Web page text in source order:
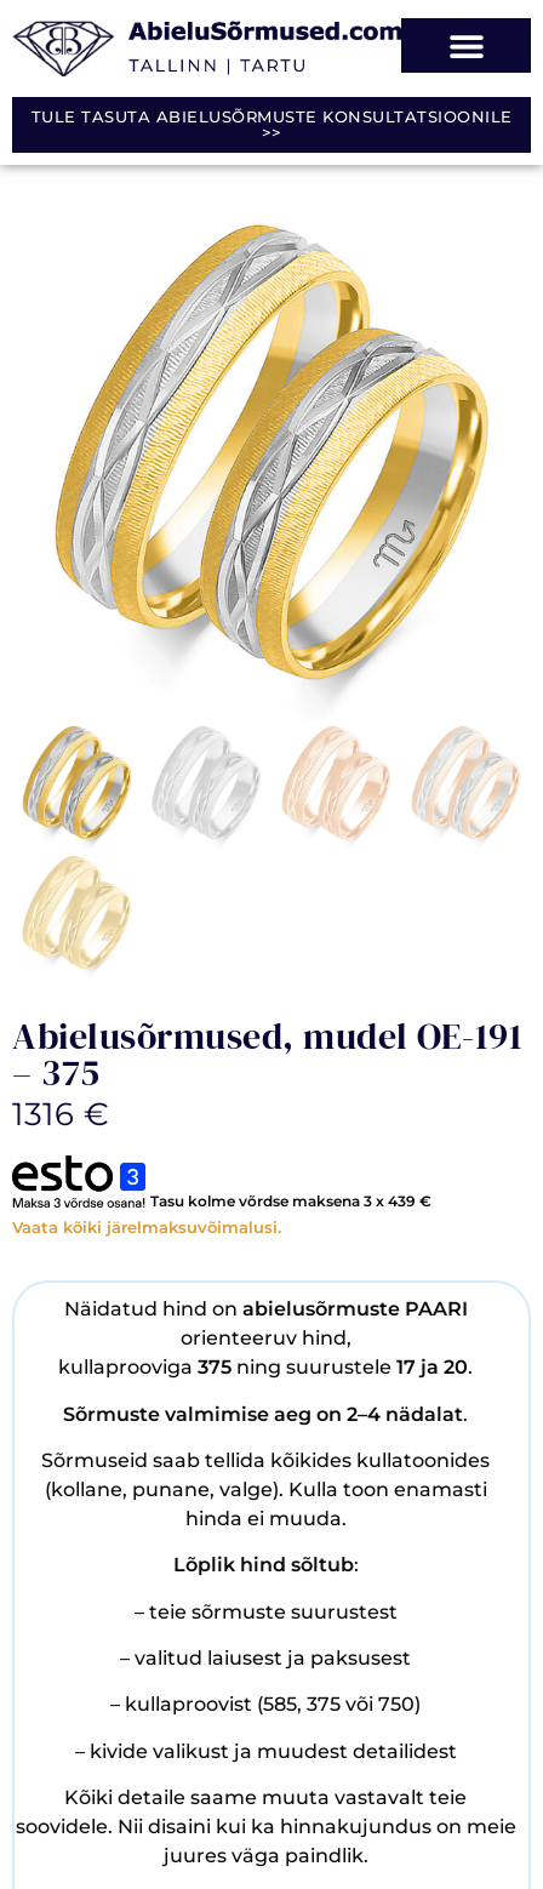
TULE TASUTA ABIELUSÕRMUSTE KONSULTATSIOONILE
>>
Abielusõrmused, mudel OE-191
– 375
1316 €
Tasu kolme võrdse maksena 3 x 439 €
Vaata kõiki järelmaksuvõimalusi.
Näidatud hind on abielusõrmuste PAARI
orienteeruv hind,
kullaprooviga 375 ning suurustele 17 ja 20.
Sõrmuste valmimise aeg on 2–4 nädalat.
Sõrmuseid saab tellida kõikides kullatoonides
(kollane, punane, valge). Kulla toon enamasti
hinda ei muuda.
Lõplik hind sõltub:
– teie sõrmuste suurustest
– valitud laiusest ja paksusest
– kullaproovist (585, 375 või 750)
– kivide valikust ja muudest detailidest
Kõiki detaile saame muuta vastavalt teie
soovidele. Nii disaini kui ka hinnakujundus on meie
juures väga paindlik.